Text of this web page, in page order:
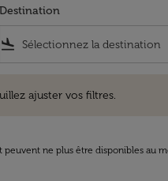
Destination
flight_land
ajuster vos filtres.
ne plus être disponibles au